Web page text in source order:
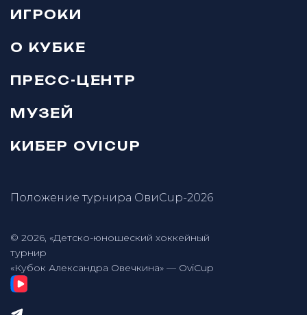
ИГРОКИ
О КУБКЕ
ПРЕСС-ЦЕНТР
МУЗЕЙ
КИБЕР OVICUP
Положение турнира ОвиCup-2026
© 2026, «Детско-юношеский хоккейный
турнир
«Кубок Александра Овечкина» — OviCup